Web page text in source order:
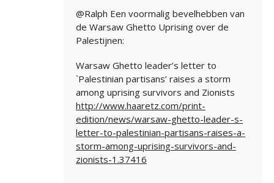
@Ralph Een voormalig bevelhebben van
de Warsaw Ghetto Uprising over de
Palestijnen:
Warsaw Ghetto leader’s letter to
`Palestinian partisans’ raises a storm
among uprising survivors and Zionists
http://www.haaretz.com/print-
edition/news/warsaw-ghetto-leader-s-
letter-to-palestinian-partisans-raises-a-
storm-among-uprising-survivors-and-
zionists-1.37416